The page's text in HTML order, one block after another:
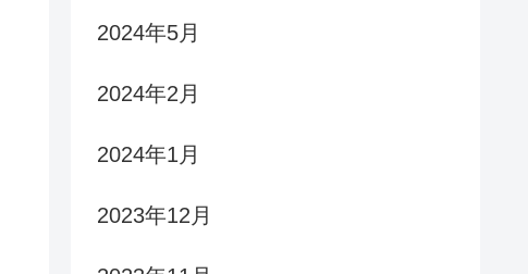
2024年5月
2024年2月
2024年1月
2023年12月